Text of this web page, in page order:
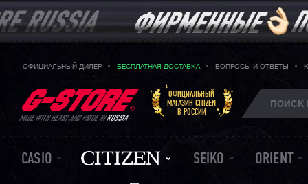
ОФИЦИАЛЬНЫЙ ДИЛЕР БЕСПЛАТНАЯ ДОСТАВКА ВОПРОСЫ И ОТВЕТЫ
MADE WITH HEART AND PRIDE INRUSSIA
ОФИЦИАЛЬНЫЙ
МАГАЗИН CITIZEN
В РОССИИ
CASIO SEIKO ORIENT